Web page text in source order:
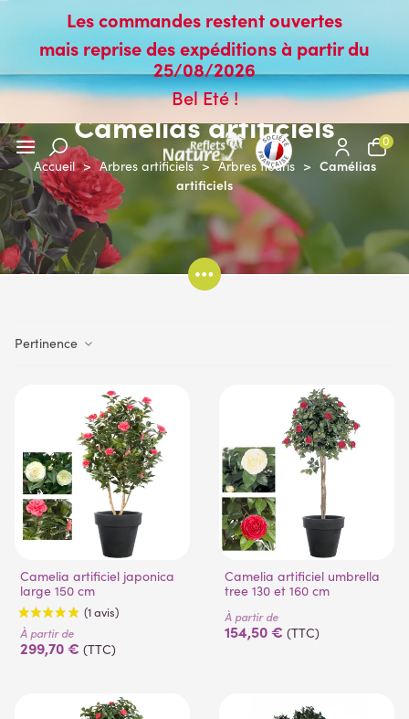
Les commandes restent ouvertes
mais reprise des expéditions à partir du
25/08/2026
Bel Eté !
0
Camélias artificiels
Accueil > Arbres artificiels > Arbres fleuris > Camélias
artificiels
Pertinence
Camelia artificiel japonica
large 150 cm
À partir de
299,70 € (TTC)
Camelia artificiel umbrella
tree 130 et 160 cm
À partir de
154,50 € (TTC)